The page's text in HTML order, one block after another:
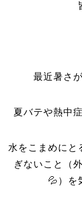
最近暑さ
夏バテや熱中
水をこまめにと
ぎないこと（
💦）を